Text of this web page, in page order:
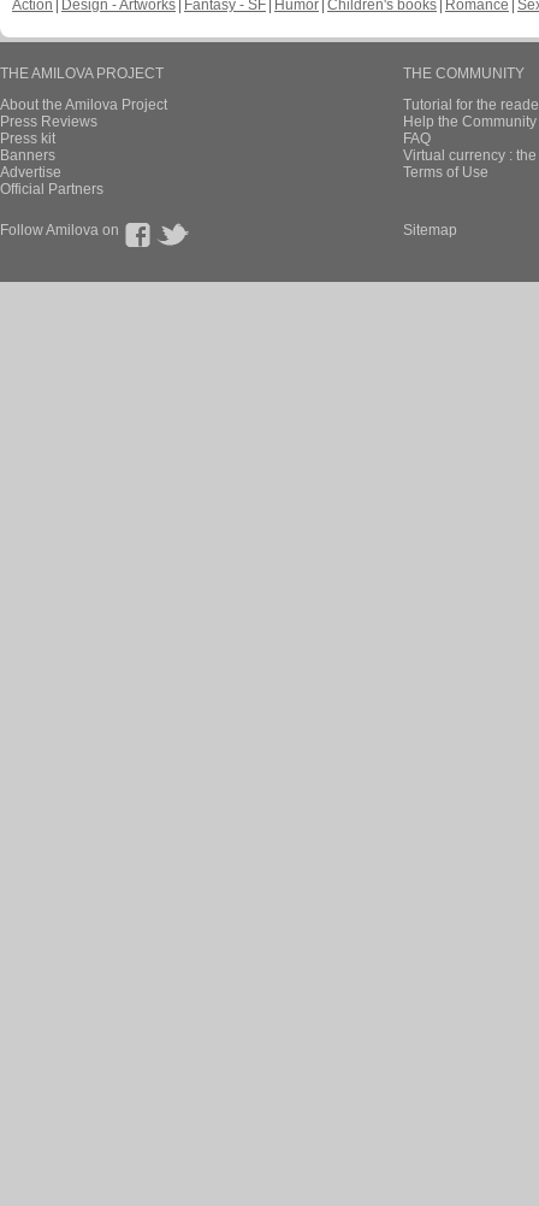
Action
Design - Artworks Fantasy - SF Humor Children's books Romance
THE AMILOVA PROJECT
About the Amilova Project
Press Reviews
Press kit
Banners
Advertise
Official Partners
THE COMMUNITY
Tutorial for the
Help the
FAQ
Virtual currency :
Terms of Use
Follow Amilova on Sitemap